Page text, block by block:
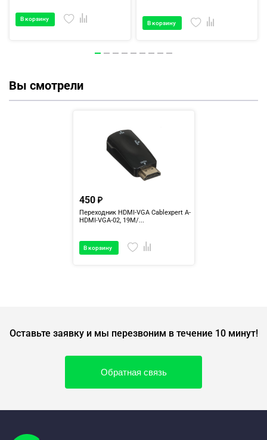
В корзину
В корзину
Вы смотрели
450
Переходник HDMI-VGA Cablexpert A-
HDMI-VGA-02, 19M/...
В корзину
Оставьте заявку и мы перезвоним в течение 10 минут!
Обратная связь